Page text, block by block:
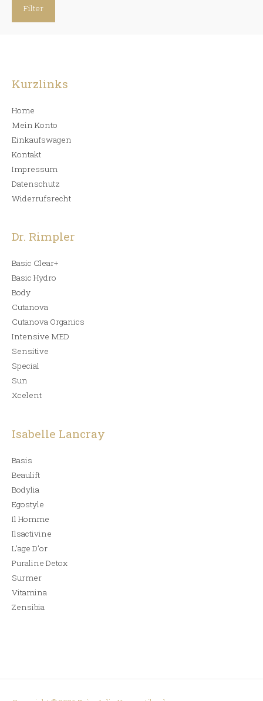
.
i
Filter
Kurzlinks
Home
Mein Konto
Einkaufswagen
Kontakt
Impressum
Datenschutz
Widerrufsrecht
Dr. Rimpler
Basic Clear+
Basic Hydro
Body
Cutanova
Cutanova Organics
Intensive MED
Sensitive
Special
Sun
Xcelent
Isabelle Lancray
Basis
Beaulift
Bodylia
Egostyle
Il Homme
Ilsactivine
L’age D’or
Puraline Detox
Surmer
Vitamina
Zensibia